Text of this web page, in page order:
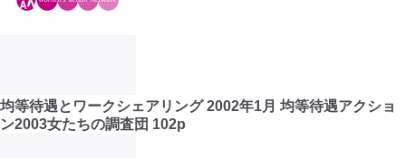
均等待遇とワークシェアリング 2002年1月 均等待遇アクショ
ン2003女たちの調査団 102p